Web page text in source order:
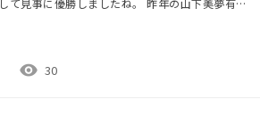
して見事に優勝しましたね。 昨年の山下美夢有に
も明日斑尾高原カントリー倶楽部で⛳自己流 8月の
陣のラウンド予定ですが桑木プロにあやかってフェ
visibility 30